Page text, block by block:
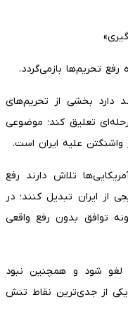
تحریم‌ها بازمی‌گردد.
دارد بخشی از تحریم‌های
تعلیق کند؛ موضوعی
علیه ایران است.
تلاش دارند رفع
از ایران تبدیل کنند؛ در
توافق بدون رفع واقعی
لغو شود و همچنین نبود
از جدی‌ترین نقاط تنش